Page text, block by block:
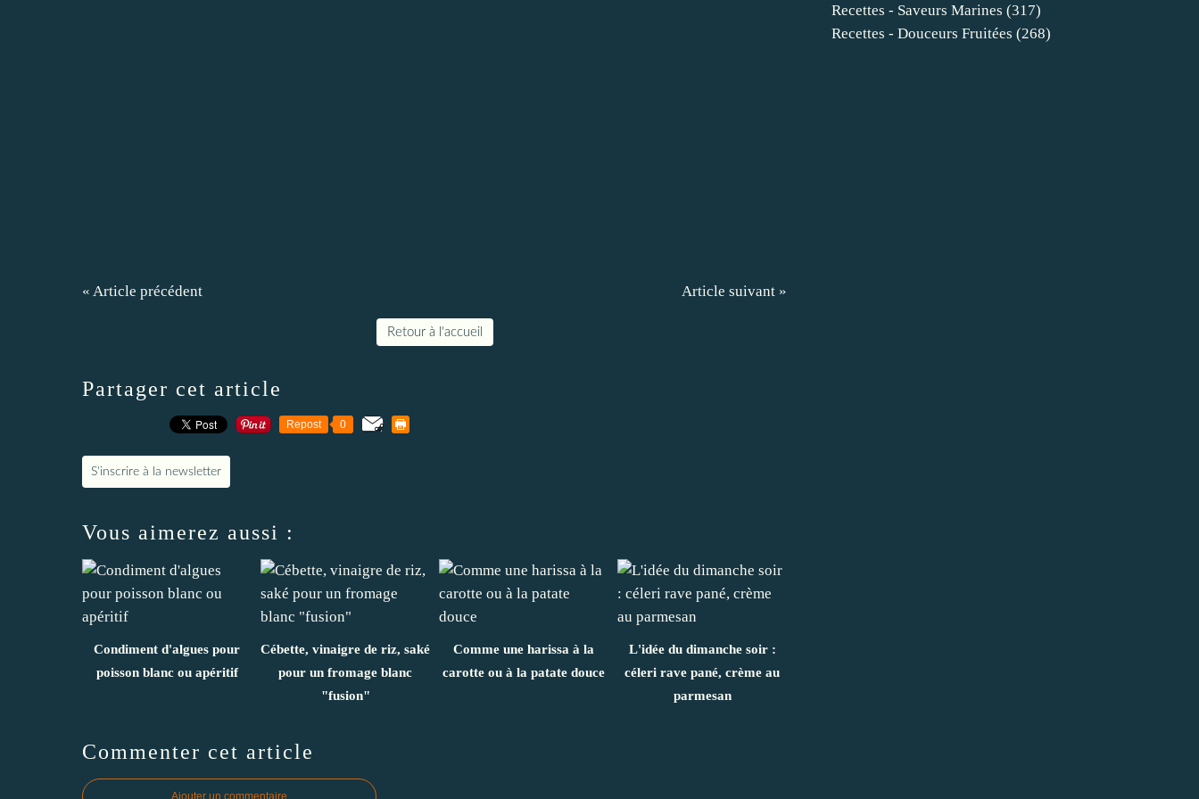
« Article précédent Article suivant »
Retour à l'accueil
Partager cet article
Repost 0
S'inscrire à la newsletter
Vous aimerez aussi :
Condiment d'algues pour
poisson blanc ou apéritif
Cébette, vinaigre de riz, saké
pour un fromage blanc
"fusion"
Comme une harissa à la
carotte ou à la patate douce
L'idée du dimanche soir :
céleri rave pané, crème au
parmesan
Commenter cet article
Ajouter un commentaire
Recettes - Saveurs Marines (317)
Recettes - Douceurs Fruitées (268)